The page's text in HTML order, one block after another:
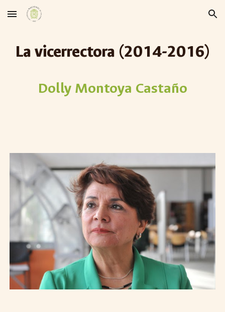
Skip to main content Skip to navigation
La vicerrectora (2014-2016)
Dolly Montoya Castaño